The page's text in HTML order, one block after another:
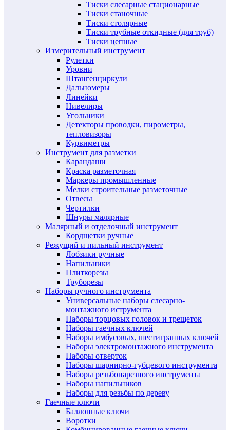
Тиски слесарные стационарные
Тиски станочные
Тиски столярные
Тиски трубные откидные (для труб)
Тиски цепные
Измерительный инструмент
Рулетки
Уровни
Штангенциркули
Дальномеры
Линейки
Нивелиры
Угольники
Детекторы проводки, пирометры,
тепловизоры
Курвиметры
Инструмент для разметки
Карандаши
Краска разметочная
Маркеры промышленные
Мелки строительные разметочные
Отвесы
Чертилки
Шнуры малярные
Малярный и отделочный инструмент
Кордщетки ручные
Режущий и пильный инструмент
Лобзики ручные
Напильники
Плиткорезы
Труборезы
Наборы ручного инструмента
Универсальные наборы слесарно-
монтажного иструмента
Наборы торцовых головок и трещеток
Наборы гаечных ключей
Наборы имбусовых, шестигранных ключей
Наборы электромонтажного инструмента
Наборы отверток
Наборы шарнирно-губцевого инструмента
Наборы резьбонарезного инструмента
Наборы напильников
Наборы для резьбы по дереву
Гаечные ключи
Баллонные ключи
Воротки